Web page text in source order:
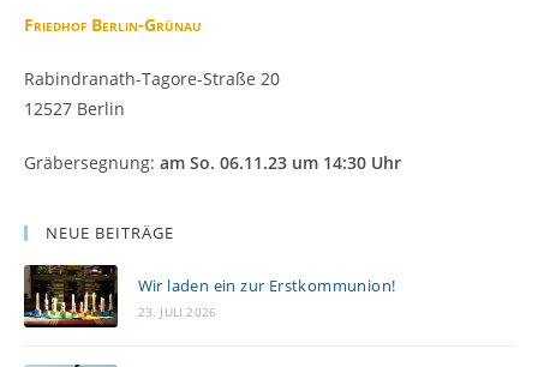
Friedhof Berlin-Grünau
Rabindranath-Tagore-Straße 20
12527 Berlin
Gräbersegnung: am So. 06.11.23 um 14:30 Uhr
NEUE BEITRÄGE
Wir laden ein zur Erstkommunion!
23. JULI 2026